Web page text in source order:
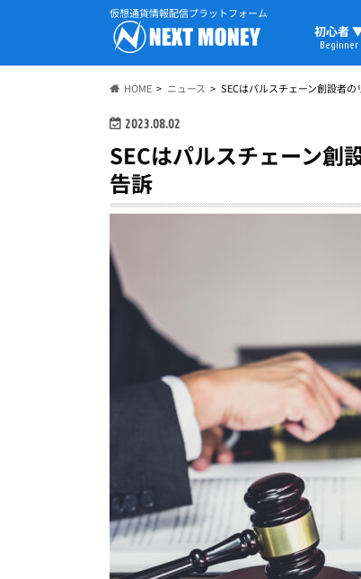
仮想通貨情報配信プラットフォーム
初心者
Beginner
HOME ニュース SECはパルスチェーン創設者
2023.08.02
SECはパルスチェーン創
告訴